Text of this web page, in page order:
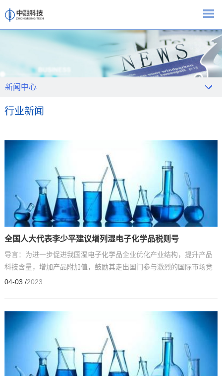
新闻中心
行业新闻
全国人大代表李少平建议增列湿电子化学品税则号
导言：为进一步促进我国湿电子化学品企业优化产业结构，提升产品
科技含量，增加产品附加值，鼓励其走出国门参与激烈的国际市场竞
争，为未来更高端、更先进制程的半导体行业提供安全可...
04-03 /2023